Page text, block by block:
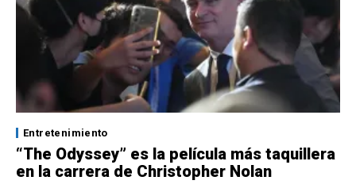
Entretenimiento
“The Odyssey” es la película más taquillera
en la carrera de Christopher Nolan